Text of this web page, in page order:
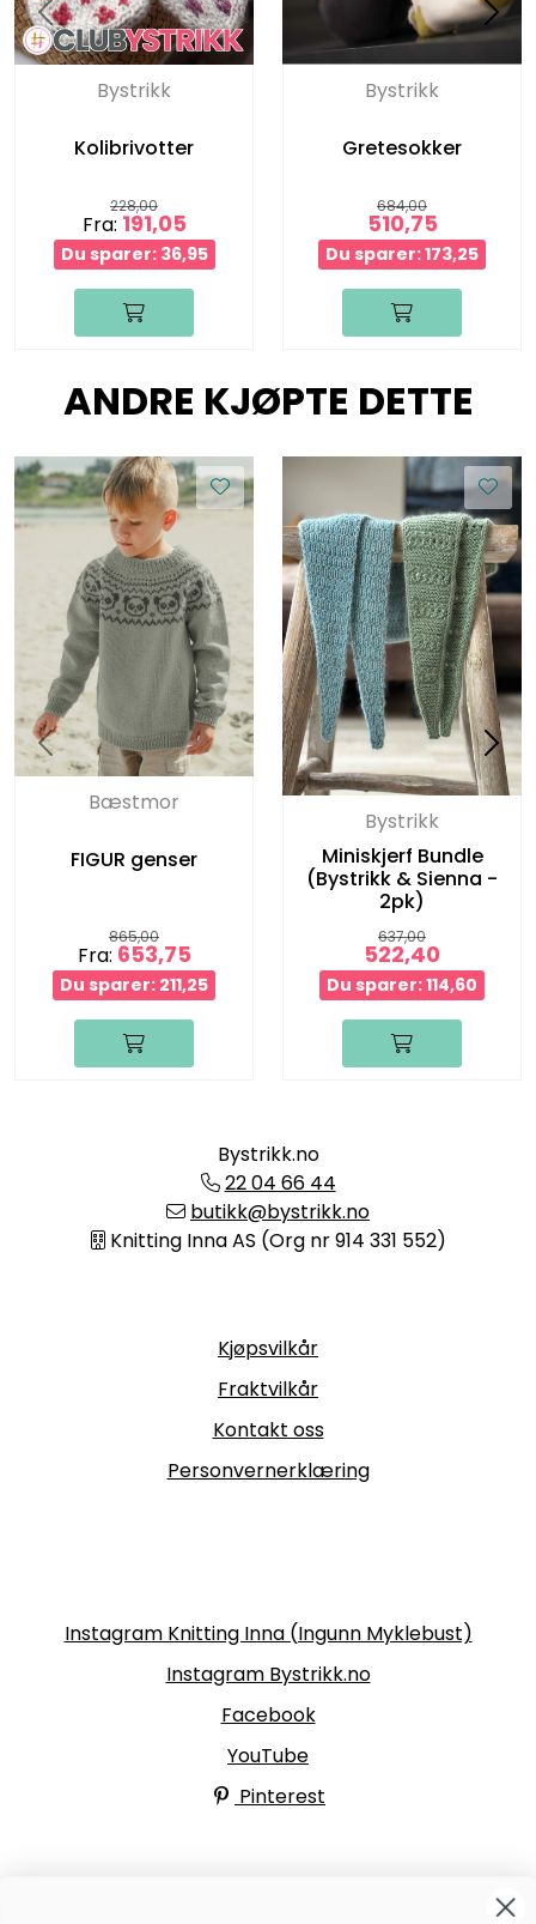
Bystrikk
Kolibrivotter
228,00
Fra: 191,05
Du sparer: 36,95
Bystrikk
Gretesokker
684,00
510,75
Du sparer: 173,25
ANDRE KJØPTE DETTE
Bæstmor
FIGUR genser
865,00
Fra: 653,75
Du sparer: 211,25
Bystrikk
Miniskjerf Bundle
(Bystrikk & Sienna -
2pk)
637,00
522,40
Du sparer: 114,60
Bystrikk.no
22 04 66 44
butikk@bystrikk.no
Knitting Inna AS (Org nr 914 331 552)
Kjøpsvilkår
Fraktvilkår
Kontakt oss
Personvernerklæring
Instagram Knitting Inna (Ingunn Myklebust)
Instagram Bystrikk.no
Facebook
YouTube
Pinterest